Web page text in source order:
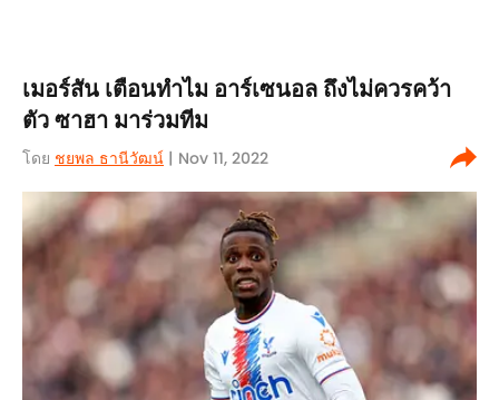
เมอร์สัน เตือนทำไม อาร์เซนอล ถึงไม่ควรคว้า
ตัว ซาฮา มาร่วมทีม
โดย ชยพล ธานีวัฒน์ | Nov 11, 2022